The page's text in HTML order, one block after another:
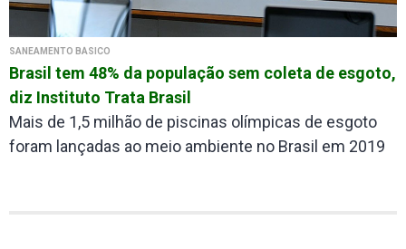
SANEAMENTO BÁSICO
Brasil tem 48% da população sem coleta de esgoto,
diz Instituto Trata Brasil
Mais de 1,5 milhão de piscinas olímpicas de esgoto
foram lançadas ao meio ambiente no Brasil em 2019